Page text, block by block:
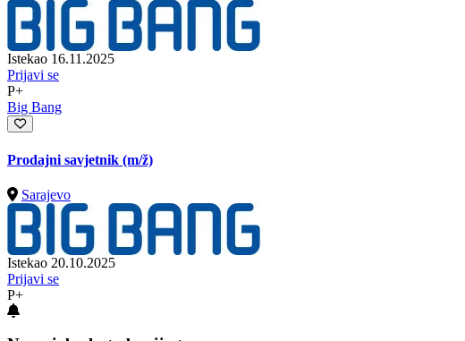
Istekao 16.11.2025
Prijavi se
P+
Big Bang
Prodajni savjetnik (m/ž)
Sarajevo
Istekao 20.10.2025
Prijavi se
P+